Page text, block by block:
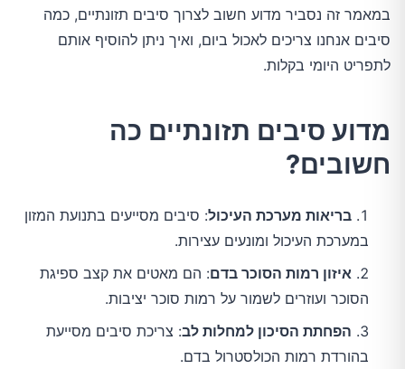
לתפריט היומי בקלות.
מדוע סיבים תזונתיים כה
חשובים?
בריאות מערכת העיכול: סיבים מסייעים בתנועת המזון
במערכת העיכול ומונעים עצירות.
איזון רמות הסוכר בדם: הם מאטים את קצב ספיגת
הסוכר ועוזרים לשמור על רמות סוכר יציבות.
הפחתת הסיכון למחלות לב: צריכת סיבים מסייעת
בהורדת רמות הכולסטרול בדם.